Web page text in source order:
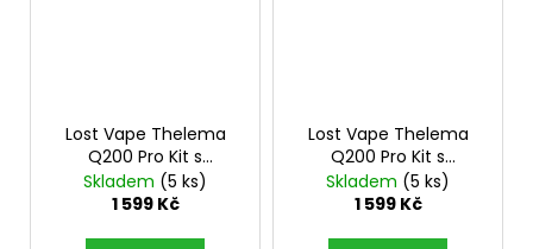
Lost Vape Thelema
Q200 Pro Kit s
Centaurus Sub Ohm
Tank V2 (Dark
Skladem (5 ks)
1 599 Kč
Lost Vape Thelema
Q200 Pro Kit s
Centaurus Sub Ohm
Tank V2 (Armor
Skladem (5 ks)
1 599 Kč